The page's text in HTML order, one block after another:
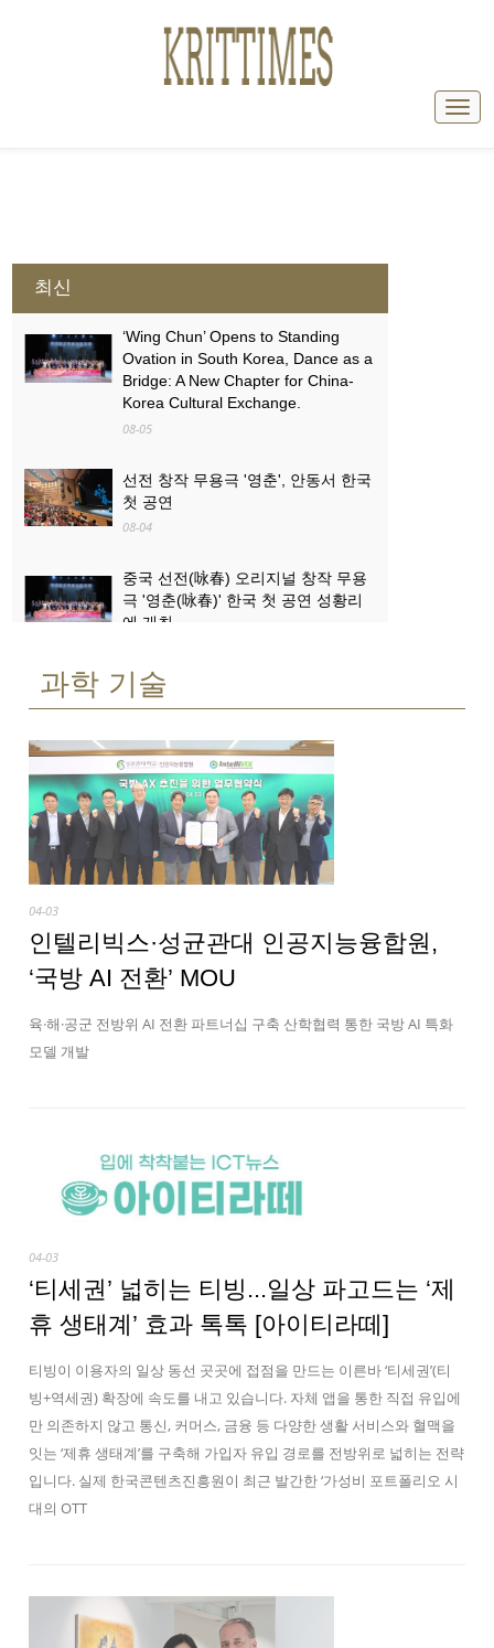
최신
‘Wing Chun’ Opens to Standing
Ovation in South Korea, Dance as a
Bridge: A New Chapter for China-
Korea Cultural Exchange.
08-05
선전 창작 무용극 '영춘', 안동서 한국
첫 공연
08-04
중국 선전(咏春) 오리지널 창작 무용
극 '영춘(咏春)' 한국 첫 공연 성황리
에 개최
산업과 문화관광의 ‘상생·융합’...로켓
광 콘텐츠로 부상
08-03
과학 기술
04-03
인텔리빅스·성균관대 인공지능융합원,
‘국방 AI 전환’ MOU
육·해·공군 전방위 AI 전환 파트너십 구축 산학협력 통한 국방 AI 특화
모델 개발
04-03
‘티세권’ 넓히는 티빙...일상 파고드는 ‘제
휴 생태계’ 효과 톡톡 [아이티라떼]
티빙이 이용자의 일상 동선 곳곳에 접점을 만드는 이른바 ‘티세권’(티
빙+역세권) 확장에 속도를 내고 있습니다. 자체 앱을 통한 직접 유입에
만 의존하지 않고 통신, 커머스, 금융 등 다양한 생활 서비스와 혈맥을
잇는 ‘제휴 생태계’를 구축해 가입자 유입 경로를 전방위로 넓히는 전략
입니다. 실제 한국콘텐츠진흥원이 최근 발간한 ‘가성비 포트폴리오 시
대의 OTT